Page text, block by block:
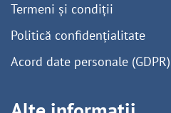
Termeni și condiții
Politică confidențialitate
Acord date personale (GDPR)